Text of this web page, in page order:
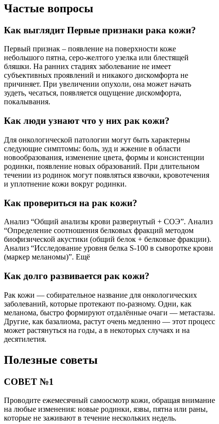
Частые вопросы
Как выглядит Первые признаки рака кожи?
Первый признак – появление на поверхности коже
небольшого пятна, серо-желтого узелка или блестящей
бляшки. На ранних стадиях заболевание не имеет
субъективных проявлений и никакого дискомфорта не
причиняет. При увеличении опухоли, она может начать
зудеть, чесаться, появляется ощущение дискомфорта,
покалывания.
Как люди узнают что у них рак кожи?
Для онкологической патологии могут быть характерны
следующие симптомы: боль, зуд и жжение в области
новообразования, изменение цвета, формы и консистенции
родинки, появление новых образований. При длительном
течении из родинок могут появляться язвочки, кровотечения
и уплотнение кожи вокруг родинки.
Как провериться на рак кожи?
Анализ “Общий анализы крови развернутый + СОЭ”. Анализ
“Определение соотношения белковых фракций методом
биофизической акустики (общий белок + белковые фракции).
Анализ “Исследование уровня белка S-100 в сыворотке крови
(маркер меланомы)”. Ещё
Как долго развивается рак кожи?
Рак кожи — собирательное название для онкологических
заболеваний, которые протекают по-разному. Одни, как
меланома, быстро формируют отдалённые очаги — метастазы.
Другие, как базалиома, растут очень медленно — этот процесс
может растянуться на годы, а в некоторых случаях и на
десятилетия.
Полезные советы
СОВЕТ №1
Проводите ежемесячный самоосмотр кожи, обращая внимание
на любые изменения: новые родинки, язвы, пятна или раны,
которые не заживают в течение нескольких недель.